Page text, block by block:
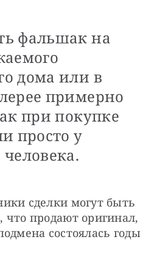
фальшак на
дома или в
примерно
при покупке
просто у
сделки могут быть
что продают оригинал,
состоялась годы